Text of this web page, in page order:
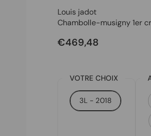
Louis jadot
Chambolle-musigny 1er
€469,48
VOTRE CHOIX
3L - 2018